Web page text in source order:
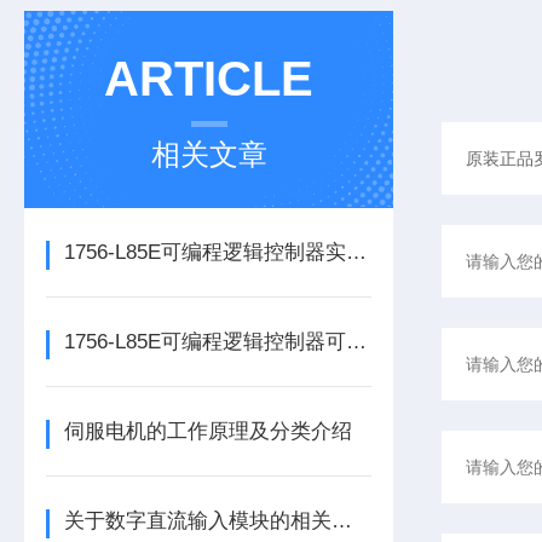
ARTICLE
相关文章
1756-L85E可编程逻辑控制器实操应用常见问题分析及解决方法探讨
1756-L85E可编程逻辑控制器可满足多行业自动化精准控制需求
伺服电机的工作原理及分类介绍
关于数字直流输入模块的相关介绍